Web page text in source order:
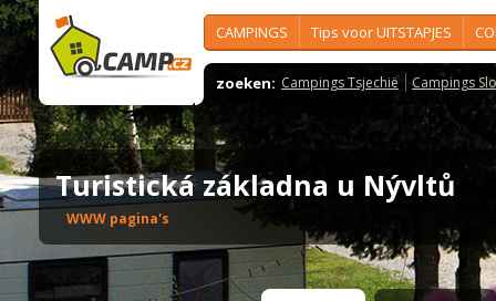
CAMPINGS Tips voor UITSTAPJES
zoeken: Campings Tsjechië Campings
Turistická základna u Nývltů
WWW pagina's